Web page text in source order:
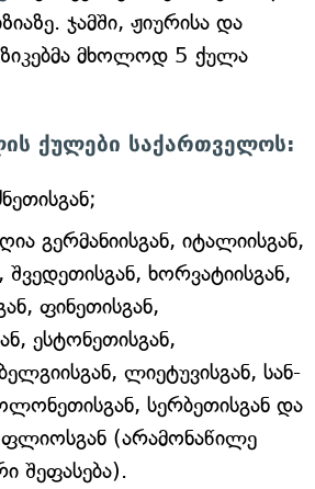
ჯამში, ჟიურისა და
მხოლოდ 5 ქულა
ქულები საქართველოს:
გერმანიისგან, იტალიისგან,
ხორვატიისგან,
ფინეთისგან,
ესტონეთისგან,
ლიეტუვისგან, სან-
სერბეთისგან და
(არამონაწილე
შეფასება).